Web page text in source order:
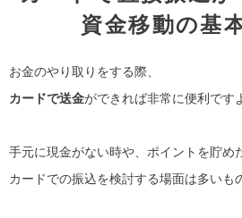
資金移動の基
お金のやり取りをする際、
カードで送金ができれば非常に便利です
手元に現金がない時や、ポイントを貯め
カードでの振込を検討する場面は多いも